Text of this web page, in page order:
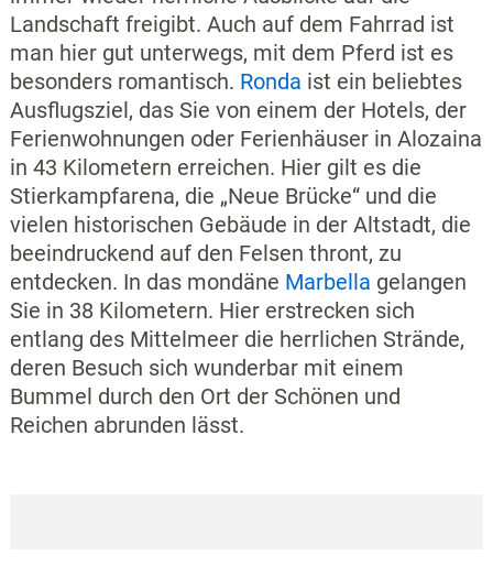
Landschaft freigibt. Auch auf dem Fahrrad ist
man hier gut unterwegs, mit dem Pferd ist es
besonders romantisch. Ronda ist ein beliebtes
Ausflugsziel, das Sie von einem der Hotels, der
Ferienwohnungen oder Ferienhäuser in Alozaina
in 43 Kilometern erreichen. Hier gilt es die
Stierkampfarena, die „Neue Brücke“ und die
vielen historischen Gebäude in der Altstadt, die
beeindruckend auf den Felsen thront, zu
entdecken. In das mondäne Marbella gelangen
Sie in 38 Kilometern. Hier erstrecken sich
entlang des Mittelmeer die herrlichen Strände,
deren Besuch sich wunderbar mit einem
Bummel durch den Ort der Schönen und
Reichen abrunden lässt.